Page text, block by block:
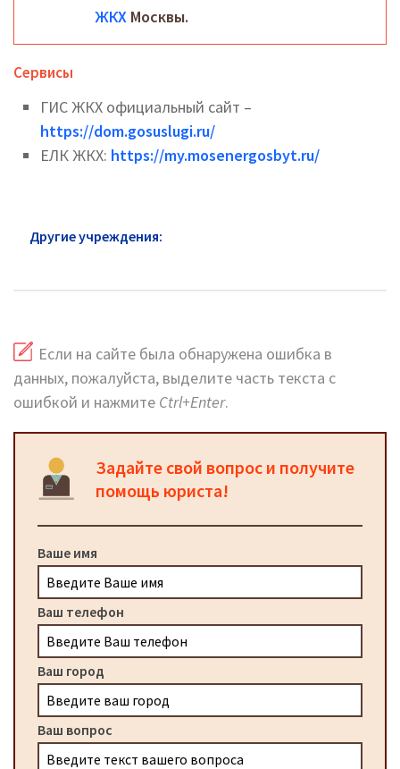
ЖКХ Москвы.
Сервисы
ГИС ЖКХ официальный сайт –
https://dom.gosuslugi.ru/
ЕЛК ЖКХ: https://my.mosenergosbyt.ru/
Другие учреждения:
Если на сайте была обнаружена ошибка в
данных, пожалуйста, выделите часть текста с
ошибкой и нажмите Ctrl+Enter.
Задайте свой вопрос и получите
помощь юриста!
Ваше имя
Ваш телефон
Ваш город
Ваш вопрос